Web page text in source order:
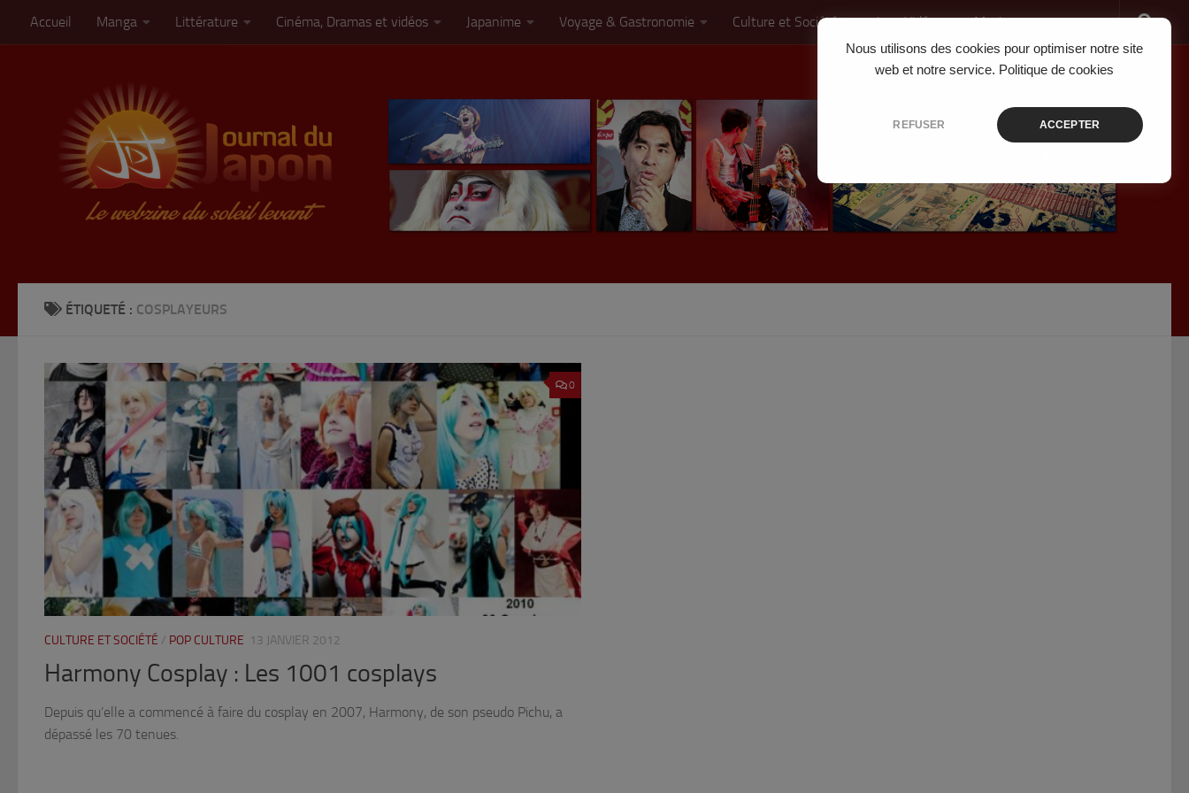
Nous utilisons des cookies pour optimiser notre site
web et notre service. Politique de cookies
REFUSER ACCEPTER
Skip to content
Accueil Manga Littérature Cinéma, Dramas et vidéos Japanime Voyage & Gastronomie Culture et Société Jeux Vidéo Musique
ÉTIQUETÉ : COSPLAYEURS
0
CULTURE ET SOCIÉTÉ / POP CULTURE 13 JANVIER 2012
Harmony Cosplay : Les 1001 cosplays
Depuis qu’elle a commencé à faire du cosplay en 2007, Harmony, de son pseudo Pichu, a
dépassé les 70 tenues.